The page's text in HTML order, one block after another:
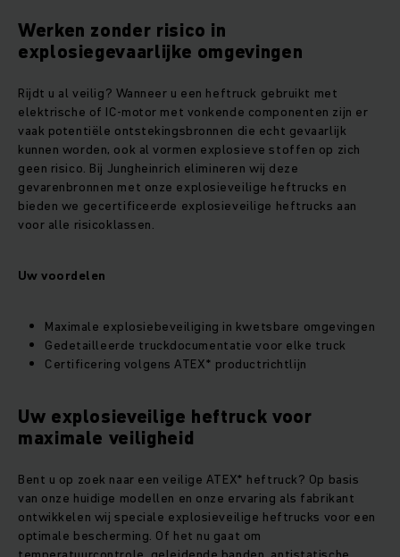
Werken zonder risico in
explosiegevaarlijke omgevingen
Rijdt u al veilig? Wanneer u een heftruck gebruikt met
elektrische of IC-motor met vonkende componenten zijn er
vaak potentiële ontstekingsbronnen die echt gevaarlijk
kunnen worden, ook al vormen explosieve stoffen op zich
geen risico. Bij Jungheinrich elimineren wij deze
gevarenbronnen met onze explosieveilige heftrucks en
bieden we gecertificeerde explosieveilige heftrucks aan
voor alle risicoklassen.
Uw voordelen
Maximale explosiebeveiliging in kwetsbare omgevingen
Gedetailleerde truckdocumentatie voor elke truck
Certificering volgens ATEX* productrichtlijn
Uw explosieveilige heftruck voor
maximale veiligheid
Bent u op zoek naar een veilige ATEX* heftruck? Op basis
van onze huidige modellen en onze ervaring als fabrikant
ontwikkelen wij speciale explosieveilige heftrucks voor een
optimale bescherming. Of het nu gaat om